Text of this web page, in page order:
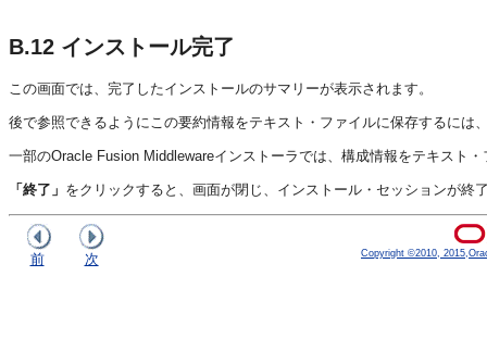
B.12 インストール完了
この画面では、完了したインストールのサマリーが表示されます。
後で参照できるようにこの要約情報をテキスト・ファイルに保存するには
一部のOracle Fusion Middlewareインストーラでは、構成情報をテキスト
「終了」 をクリックすると、画面が閉じ、インストール・セッションが終
前 次 Copyright ©2010,